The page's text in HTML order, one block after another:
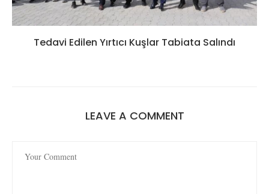
Tedavi Edilen Yırtıcı Kuşlar Tabiata Salındı
LEAVE A COMMENT